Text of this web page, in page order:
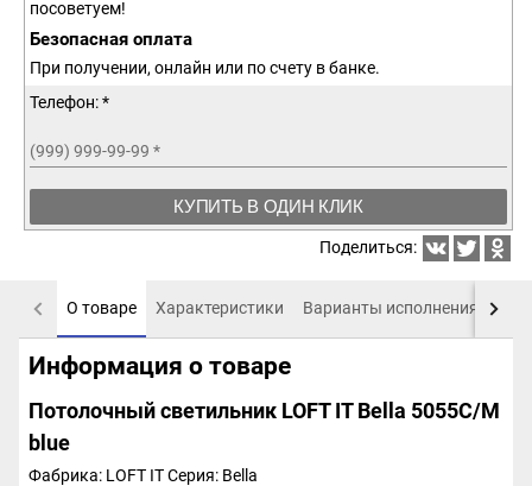
посоветуем!
Безопасная оплата
При получении, онлайн или по счету в банке.
Телефон: *
(999) 999-99-99 *
КУПИТЬ В ОДИН КЛИК
Поделиться:
О товаре Характеристики Варианты исполнения
Информация о товаре
Потолочный светильник LOFT IT Bella 5055C/M
blue
Фабрика: LOFT ITСерия: Bella